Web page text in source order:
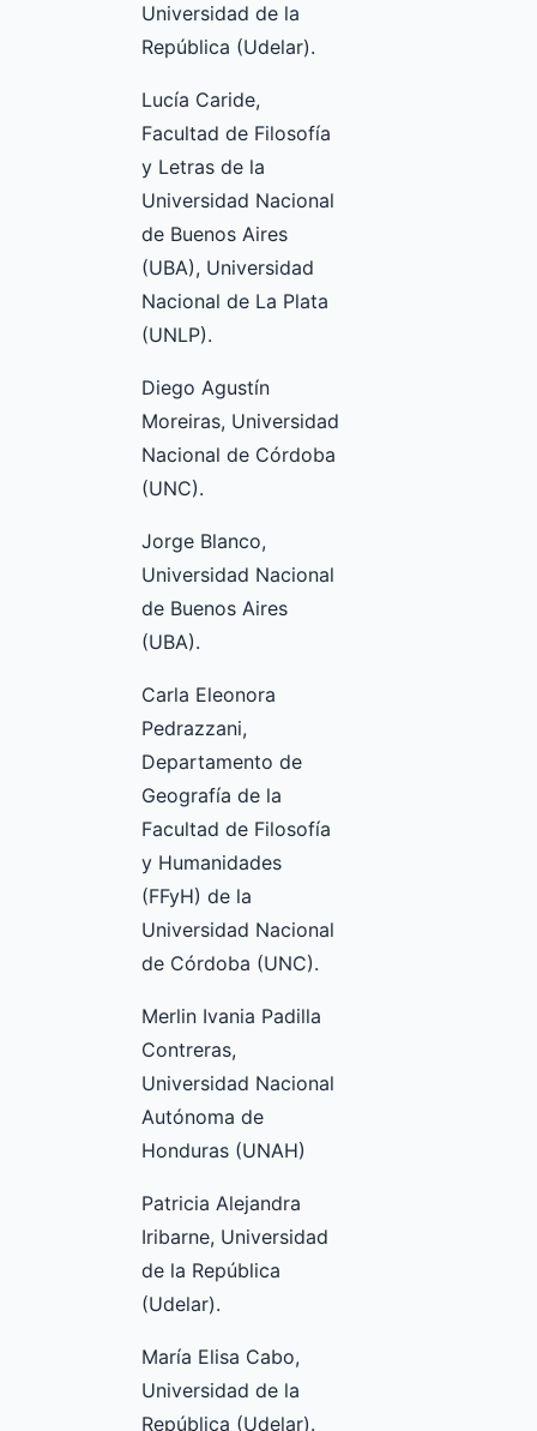
Universidad de la
República (Udelar).
Lucía Caride,
Facultad de Filosofía
y Letras de la
Universidad Nacional
de Buenos Aires
(UBA), Universidad
Nacional de La Plata
(UNLP).
Diego Agustín
Moreiras, Universidad
Nacional de Córdoba
(UNC).
Jorge Blanco,
Universidad Nacional
de Buenos Aires
(UBA).
Carla Eleonora
Pedrazzani,
Departamento de
Geografía de la
Facultad de Filosofía
y Humanidades
(FFyH) de la
Universidad Nacional
de Córdoba (UNC).
Merlin Ivania Padilla
Contreras,
Universidad Nacional
Autónoma de
Honduras (UNAH)
Patricia Alejandra
Iribarne, Universidad
de la República
(Udelar).
María Elisa Cabo,
Universidad de la
República (Udelar).